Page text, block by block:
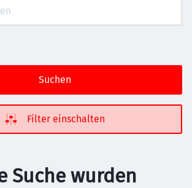
Suchen
Filter einschalten
Suche wurden